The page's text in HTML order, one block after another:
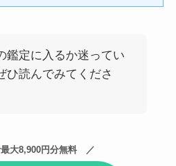
鑑定に入るか迷ってい
ひ読んでみてくださ
大8,900円分無料